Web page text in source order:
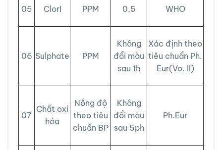
05 ClorI PPM 0,5 WHO
06 Sulphate PPM
Không
đổi màu
sau 1h
Xác định theo
tiêu chuẩn Ph.
Eur(Vo. II)
07
Chất oxi
hóa
Nồng độ
theo tiêu
chuẩn BP
Không
đổi màu
sau 5ph
Ph.Eur